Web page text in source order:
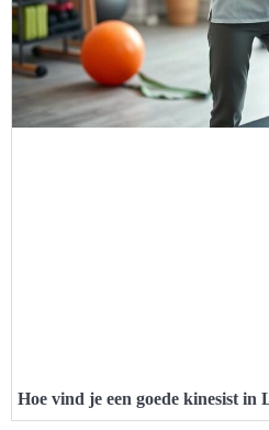
Hoe vind je een goede kinesist in